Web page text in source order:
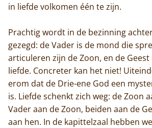
in liefde volkomen één te zijn.
Prachtig wordt in de bezinning
gezegd: de Vader is de mond die
articuleren zijn de Zoon, en de Geest
liefde. Concreter kan het niet!
erom dat de Drie-ene God een
is. Liefde schenkt zich weg: de Zoon
Vader aan de Zoon, beiden aan de
aan hen. In de kapittelzaal hebben